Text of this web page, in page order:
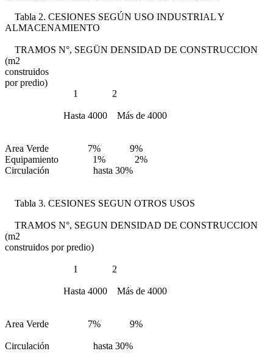
Tabla 2. CESIONES SEGÚN USO INDUSTRIAL Y
ALMACENAMIENTO
TRAMOS N°, SEGÜN DENSIDAD DE CONSTRUCCION
(m2
construidos
por predio)
1 2
Hasta 4000 Más de 4000
Area Verde 7% 9%
Equipamiento 1% 2%
Circulación hasta 30%
Tabla 3. CESIONES SEGUN OTROS USOS
TRAMOS N°, SEGUN DENSIDAD DE CONSTRUCCION
(m2
construidos por predio)
1 2
Hasta 4000 Más de 4000
Area Verde 7% 9%
Circulación hasta 30%